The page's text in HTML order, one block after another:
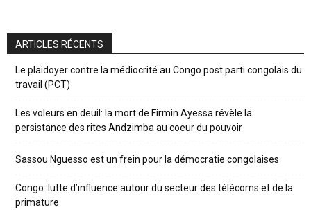
ARTICLES RÉCENTS
Le plaidoyer contre la médiocrité au Congo post parti congolais du
travail (PCT)
Les voleurs en deuil: la mort de Firmin Ayessa révèle la
persistance des rites Andzimba au coeur du pouvoir
Sassou Nguesso est un frein pour la démocratie congolaises
Congo: lutte d’influence autour du secteur des télécoms et de la
primature